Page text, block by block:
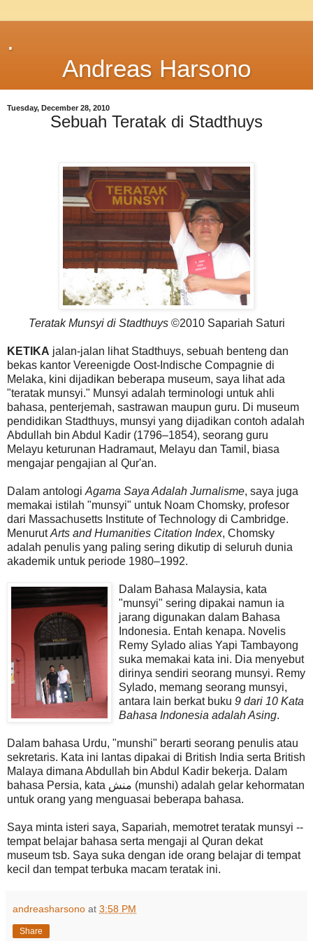
.
Andreas Harsono
Tuesday, December 28, 2010
Sebuah Teratak di Stadthuys
Teratak Munsyi di Stadthuys ©2010 Sapariah Saturi
KETIKA jalan-jalan lihat Stadthuys, sebuah benteng dan
bekas kantor Vereenigde Oost-Indische Compagnie di
Melaka, kini dijadikan beberapa museum, saya lihat ada
"teratak munsyi." Munsyi adalah terminologi untuk ahli
bahasa, penterjemah, sastrawan maupun guru. Di museum
pendidikan Stadthuys, munsyi yang dijadikan contoh adalah
Abdullah bin Abdul Kadir (1796–1854), seorang guru
Melayu keturunan Hadramaut, Melayu dan Tamil, biasa
mengajar pengajian al Qur'an.
Dalam antologi Agama Saya Adalah Jurnalisme, saya juga
memakai istilah "munsyi" untuk Noam Chomsky, profesor
dari Massachusetts Institute of Technology di Cambridge.
MenurutArts and Humanities Citation Index, Chomsky
adalah penulis yang paling sering dikutip di seluruh dunia
akademik untuk periode 1980–1992.
Dalam Bahasa Malaysia, kata
"munsyi" sering dipakai namun ia
jarang digunakan dalam Bahasa
Indonesia. Entah kenapa. Novelis
Remy Sylado alias Yapi Tambayong
suka memakai kata ini. Dia menyebut
dirinya sendiri seorang munsyi. Remy
Sylado, memang seorang munsyi,
antara lain berkat buku 9 dari 10 Kata
Bahasa Indonesia adalah Asing.
Dalam bahasa Urdu, "munshi" berarti seorang penulis atau
sekretaris. Kata ini lantas dipakai di British India serta British
Malaya dimana Abdullah bin Abdul Kadir bekerja. Dalam
bahasa Persia, kata منش (munshi) adalah gelar kehormatan
untuk orang yang menguasai beberapa bahasa.
Saya minta isteri saya, Sapariah, memotret teratak munsyi --
tempat belajar bahasa serta mengaji al Quran dekat
museum tsb. Saya suka dengan ide orang belajar di tempat
kecil dan tempat terbuka macam teratak ini.
andreasharsono at 3:58 PM
Share